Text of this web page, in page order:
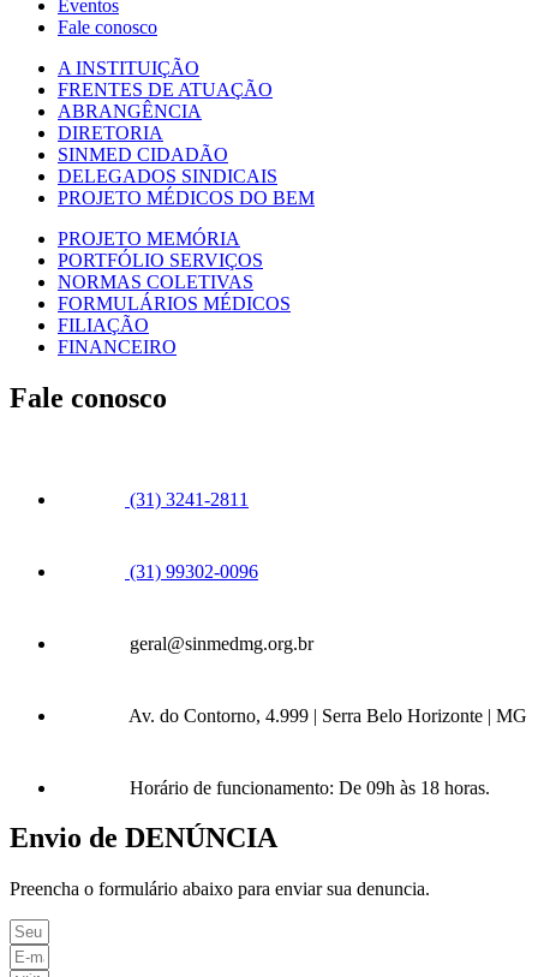
Eventos
Fale conosco
A INSTITUIÇÃO
FRENTES DE ATUAÇÃO
ABRANGÊNCIA
DIRETORIA
SINMED CIDADÃO
DELEGADOS SINDICAIS
PROJETO MÉDICOS DO BEM
PROJETO MEMÓRIA
PORTFÓLIO SERVIÇOS
NORMAS COLETIVAS
FORMULÁRIOS MÉDICOS
FILIAÇÃO
FINANCEIRO
Fale conosco
(31) 3241-2811
(31) 99302-0096
geral@sinmedmg.org.br
Av. do Contorno, 4.999 | Serra Belo Horizonte | MG
Horário de funcionamento: De 09h às 18 horas.
Envio de DENÚNCIA
Preencha o formulário abaixo para enviar sua denuncia.